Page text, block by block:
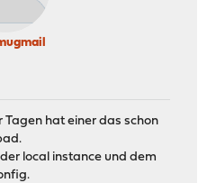
Tagen hat einer das schon
local instance und dem